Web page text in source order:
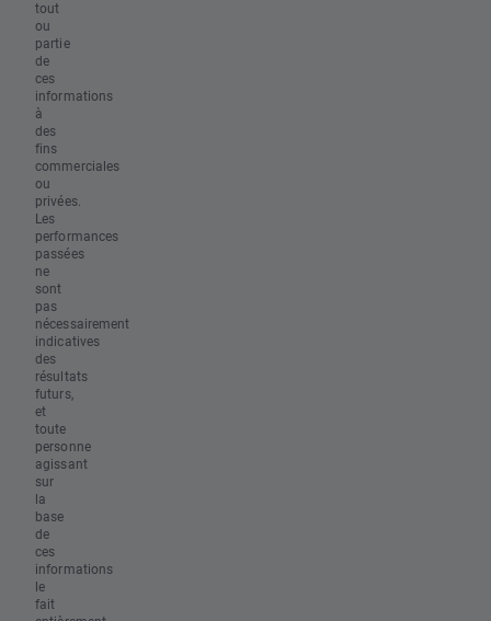
tout
ou
partie
de
ces
informations
à
des
fins
commerciales
ou
privées.
Les
performances
passées
ne
sont
pas
nécessairement
indicatives
des
résultats
futurs,
et
toute
personne
agissant
sur
la
base
de
ces
informations
le
fait